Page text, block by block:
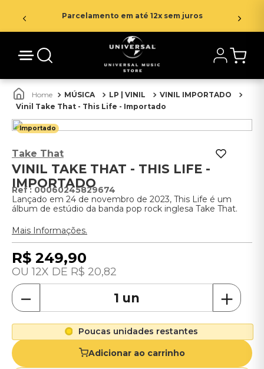
Parcelamento em até 12x sem juros
MÚSICA LP | VINIL
VINIL IMPORTADO
Vinil Take That - This Life - Importado
Importado
Take That
VINIL TAKE THAT - THIS LIFE -
IMPORTADO
: 00060245829674
Lançado em 24 de novembro de 2023, This Life é um
álbum de estúdio da banda pop rock inglesa Take That.
Mais Informações.
R$ 249,90
12 R$ 20,82
＋
－
Poucas unidades restantes
Adicionar ao carrinho